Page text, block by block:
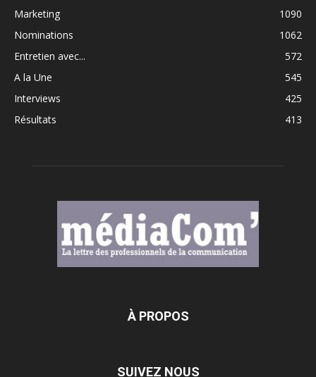
Marketing
1090
Nominations
1062
Entretien avec...
572
A la Une
545
Interviews
425
Résultats
413
À PROPOS
SUIVEZ NOUS